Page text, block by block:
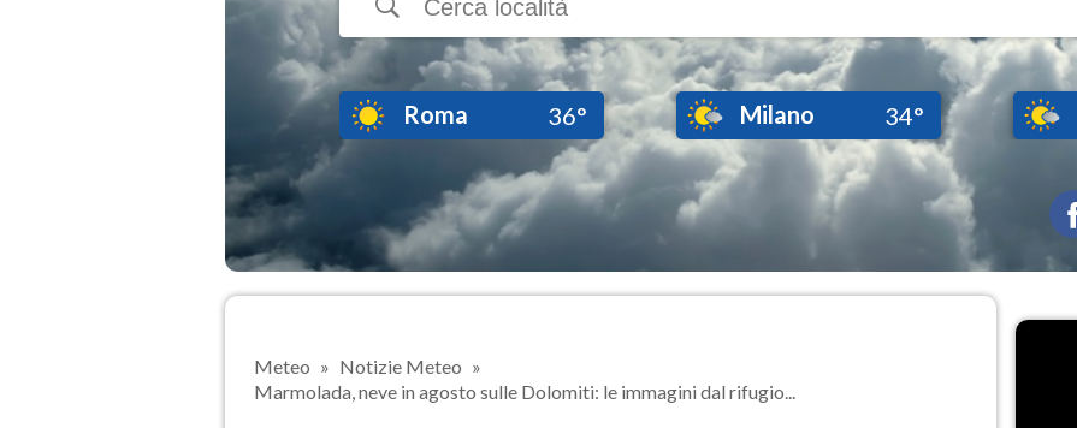
Roma 36° Milano 34°
Meteo
Notizie Meteo
Marmolada, neve in agosto sulle Dolomiti: le immagini dal rifugio...